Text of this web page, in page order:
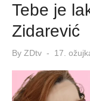
Tebe je
Zidarević
By ZDtv
Posted
17.